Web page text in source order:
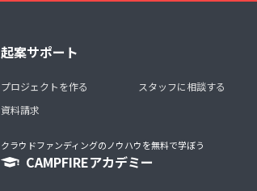
起案サポート
プロジェクトを作る
資料請求
スタッフに相談する
クラウドファンディングのノウハウを無料で学ぼう
CAMPFIREアカデミー